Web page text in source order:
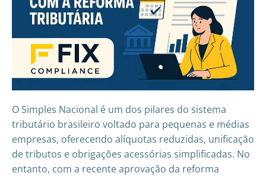
O Simples Nacional é um dos pilares do sistema
tributário brasileiro voltado para pequenas e médias
empresas, oferecendo alíquotas reduzidas, unificação
de tributos e obrigações acessórias simplificadas. No
entanto, com a recente aprovação da reforma